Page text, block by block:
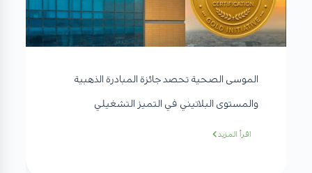
الموسى الصحية تحصد جائزة المبادرة الذهبية
والمستوى البلاتيني في التميز التشغيلي
اقرأ المزيد